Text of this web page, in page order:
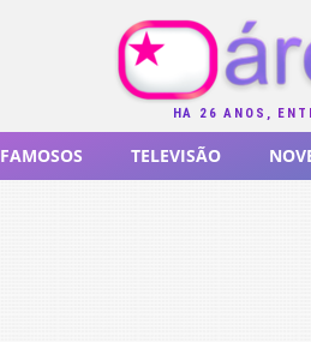
HÁ 26 ANOS,
FAMOSOS TELEVISÃO